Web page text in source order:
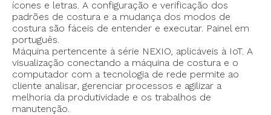
ícones e letras. A configuração e verificação dos
padrões de costura e a mudança dos modos de
costura são fáceis de entender e executar. Painel em
português.
Máquina pertencente à série NEXIO, aplicáveis à IoT. A
visualização conectando a máquina de costura e o
computador com a tecnologia de rede permite ao
cliente analisar, gerenciar processos e agilizar a
melhoria da produtividade e os trabalhos de
manutenção.
- Velocidade máxima de costura: 4.000 ppm
- Mecanismo ziguezague: Motor de passo
- Mecanismo de alimentação: Motor de passo
- Mecanismo de elevação do calcador: Motor de passo
- Altura de elevação do calcador:.13mm (ajustável)
- Mecanismo de corte: Solenóide de dupla posição
- Dispositivo de fixação da linha inferior: Equipamento